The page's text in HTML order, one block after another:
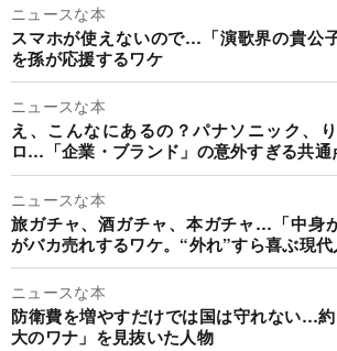
ニュースな本
スマホが使えないので…「演歌界の貴公
を孫が応援するワケ
ニュースな本
え、こんなにあるの？パナソニック、
ロ…「企業・ブランド」の意外すぎる共通
ニュースな本
旅ガチャ、酒ガチャ、本ガチャ…「中身
がバカ売れするワケ。“外れ”すら喜ぶ現代
ニュースな本
防衛費を増やすだけでは国は守れない…
大のワナ」を見抜いた人物